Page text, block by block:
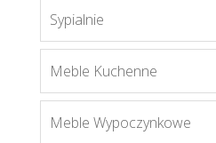
Sypialnie
Meble Kuchenne
Meble Wypoczynkowe